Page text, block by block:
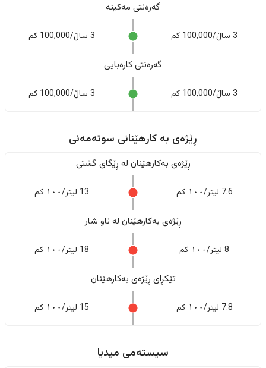
گەرەنتی مەکینە
3 ساڵ/100,000 کم 3 ساڵ/100,000 کم
گەرەنتی کارەبایی
3 ساڵ/100,000 کم 3 ساڵ/100,000 کم
ڕێژەى به کارهێنانی سوتەمەنی
ڕێژەى بەکارهێنان له ڕێگای گشتی
7.6 لیتر/١٠٠ کم 13 لیتر/١٠٠ کم
ڕێژەى بەکارهێنان له ناو شار
8 لیتر/١٠٠ کم 18 لیتر/١٠٠ کم
تێکڕای ڕێژەى بەکارهێنان
7.8 لیتر/١٠٠ کم 15 لیتر/١٠٠ کم
سیستەمی میدیا